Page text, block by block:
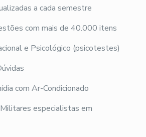
a cada semestre
com mais de 40.000 itens
e Psicológico (psicotestes)
com Ar-Condicionado
especialistas em